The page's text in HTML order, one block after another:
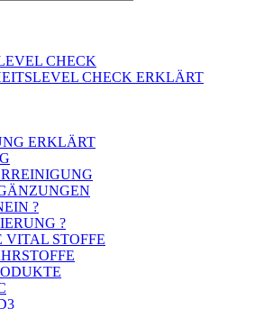
CHECK
CHECK ERKLÄRT
ERKLÄRT
?
?
VITAL STOFFE